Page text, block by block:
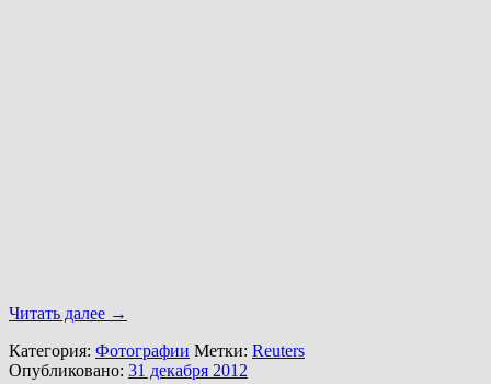
Читать далее →
Категория: Фотографии Метки: Reuters
Опубликовано: 31 декабря 2012